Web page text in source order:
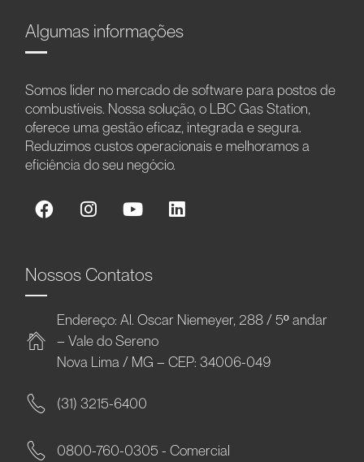
Algumas informações
Somos líder no mercado de software para postos de
combustíveis. Nossa solução, o LBC Gas Station,
oferece uma gestão eficaz, integrada e segura.
Reduzimos custos operacionais e melhoramos a
eficiência do seu negócio.
Nossos Contatos
Endereço: Al. Oscar Niemeyer, 288 / 5º andar
– Vale do Sereno
Nova Lima / MG – CEP: 34006-049
(31) 3215-6400
0800-760-0305 - Comercial